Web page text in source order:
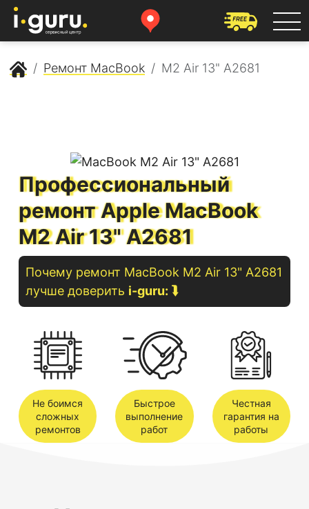
Сервисный центр Apple
Ремонт MacBook M2 Air 13" A2681
Профессиональный
ремонт Apple MacBook
M2 Air 13" A2681
Почему ремонт MacBook M2 Air 13" A2681
лучше доверить i-guru: ⮯
Не боимся
сложных
ремонтов
Быстрое
выполнение
работ
Честная
гарантия на
работы